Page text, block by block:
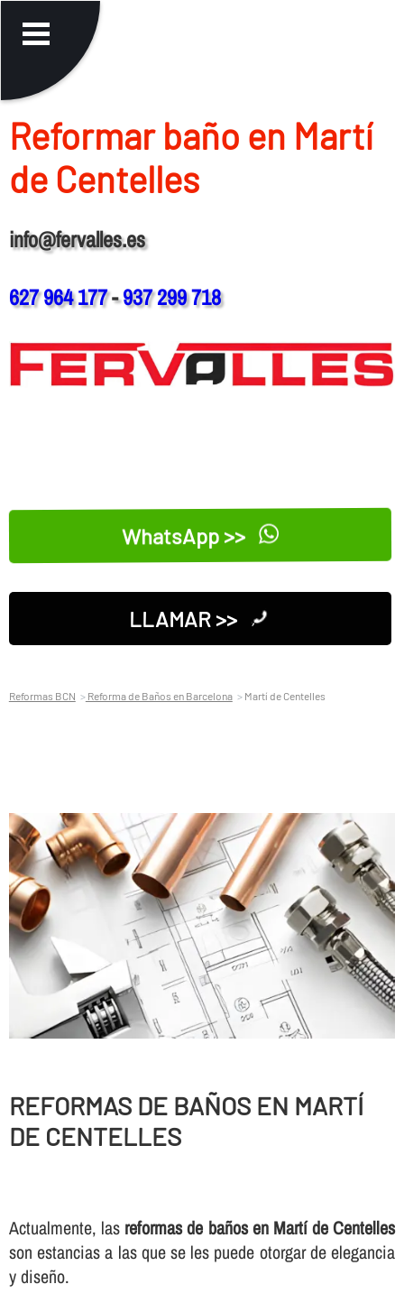
Reformar baño en Martí
de Centelles
info@fervalles.es
627 964 177-937 299 718
WhatsApp >>
LLAMAR >>
Reformas BCN Reforma de Baños en Barcelona Martí de Centelles
REFORMAS DE BAÑOS EN MARTÍ
DE CENTELLES
Actualmente, las reformas de baños en Martí de Centelles
son estancias a las que se les puede otorgar de elegancia
y diseño.